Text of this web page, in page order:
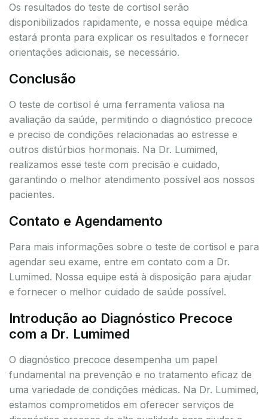
Os resultados do teste de cortisol serão
disponibilizados rapidamente, e nossa equipe médica
estará pronta para explicar os resultados e fornecer
orientações adicionais, se necessário.
Conclusão
O teste de cortisol é uma ferramenta valiosa na
avaliação da saúde, permitindo o diagnóstico precoce
e preciso de condições relacionadas ao estresse e
outros distúrbios hormonais. Na Dr. Lumimed,
realizamos esse teste com precisão e cuidado,
garantindo o melhor atendimento possível aos nossos
pacientes.
Contato e Agendamento
Para mais informações sobre o teste de cortisol e para
agendar seu exame, entre em contato com a Dr.
Lumimed. Nossa equipe está à disposição para ajudar
e fornecer o melhor cuidado de saúde possível.
Introdução ao Diagnóstico Precoce
com a Dr. Lumimed
O diagnóstico precoce desempenha um papel
fundamental na prevenção e no tratamento eficaz de
uma variedade de condições médicas. Na Dr. Lumimed,
estamos comprometidos em oferecer serviços de